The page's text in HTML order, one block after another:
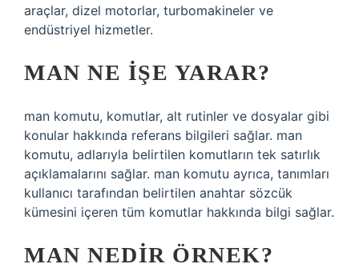
araçlar, dizel motorlar, turbomakineler ve
endüstriyel hizmetler.
MAN NE IŞE YARAR?
man komutu, komutlar, alt rutinler ve dosyalar gibi
konular hakkında referans bilgileri sağlar. man
komutu, adlarıyla belirtilen komutların tek satırlık
açıklamalarını sağlar. man komutu ayrıca, tanımları
kullanıcı tarafından belirtilen anahtar sözcük
kümesini içeren tüm komutlar hakkında bilgi sağlar.
MAN NEDIR ÖRNEK?